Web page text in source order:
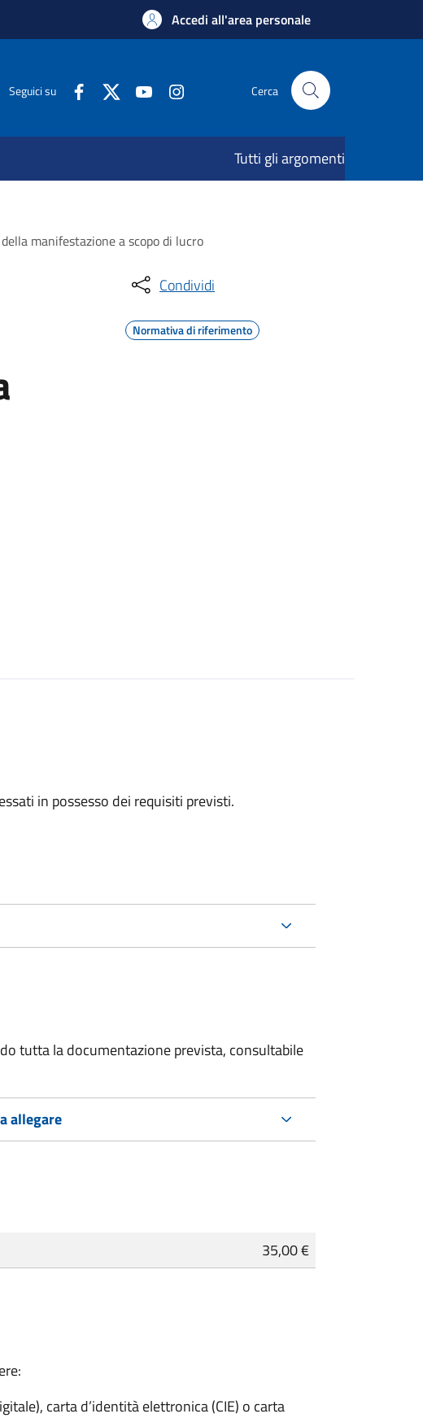
Accedi all'area personale
Seguici su Cerca
Tutti gli argomenti
manifestazione a scopo di lucro
Condividi
Normativa di riferimento
in possesso dei requisiti previsti.
tutta la documentazione prevista, consultabile
allegare
35,00 €
carta d’identità elettronica (CIE) o carta